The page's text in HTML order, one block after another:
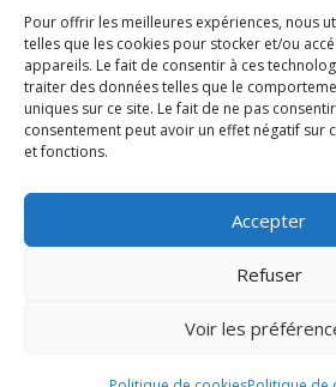
Pour offrir les meilleures expériences, nous
telles que les cookies pour stocker et/ou
appareils. Le fait de consentir à ces
traiter des données telles que le
uniques sur ce site. Le fait de ne pas
consentement peut avoir un effet négatif sur
et fonctions.
Accepter
Refuser
Voir les
Horaires
Du Lundi au Vendredi : 9h00
Le mercredi : 14H00 à 16H00
© 2026 Mairie de Marquixanes |